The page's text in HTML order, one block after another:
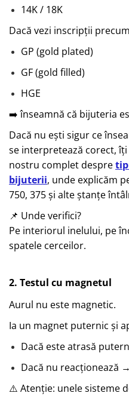
14K / 18K
Dacă vezi inscripții
GP (gold plated)
GF (gold filled)
HGE
➡️ înseamnă că bijuteria
Dacă nu ești sigur ce
se interpretează corect,
nostru complet despre
bijuterii, unde explicăm
750, 375 și alte ștanțe
📌 Unde verifici?
Pe interiorul inelului, pe
spatele cerceilor.
2. Testul cu magnetul
Aurul nu este magnetic.
Ia un magnet puternic și
Dacă este atrasă
Dacă nu reacționează
⚠️ Atenție: unele sisteme